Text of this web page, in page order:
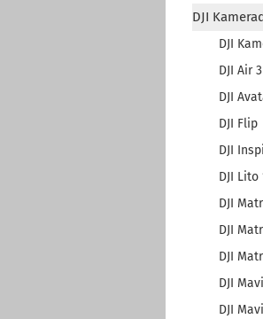
DJI
DJI
DJI Air
DJI
DJI Flip
DJI
DJI Lito
DJI
DJI
DJI
DJI
DJI